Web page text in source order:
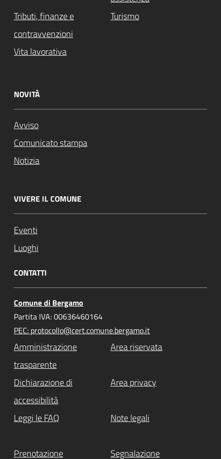
Tributi, finanze e
contravvenzioni
Turismo
Vita lavorativa
NOVITÀ
Avviso
Comunicato stampa
Notizia
VIVERE IL COMUNE
Eventi
Luoghi
CONTATTI
Comune di Bergamo
Partita IVA: 00636460164
PEC: protocollo@cert.comune.bergamo.it
Amministrazione
trasparente
Area riservata
Dichiarazione di
accessibilità
Area privacy
Leggi le FAQ Note legali
Prenotazione Segnalazione